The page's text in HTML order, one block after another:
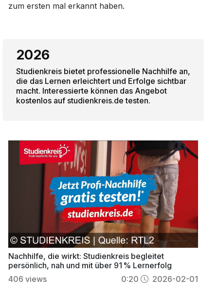
zum ersten mal erkannt haben.
2026
Studienkreis bietet professionelle Nachhilfe an,
die das Lernen erleichtert und Erfolge sichtbar
macht. Interessierte können das Angebot
kostenlos auf studienkreis.de testen.
Nachhilfe, die wirkt: Studienkreis begleitet
persönlich, nah und mit über 91 % Lernerfolg
406 views 0:20 2026-02-01